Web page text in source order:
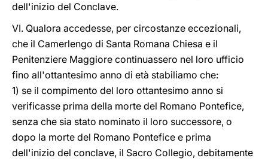
dell'inizio del Conclave.
VI. Qualora accedesse, per circostanze eccezionali,
che il Camerlengo di Santa Romana Chiesa e il
Penitenziere Maggiore continuassero nel loro ufficio
fino all'ottantesimo anno di età stabiliamo che:
1) se il compimento del loro ottantesimo anno si
verificasse prima della morte del Romano Pontefice,
senza che sia stato nominato il loro successore, o
dopo la morte del Romano Pontefice e prima
dell'inizio del conclave, il Sacro Collegio, debitamente